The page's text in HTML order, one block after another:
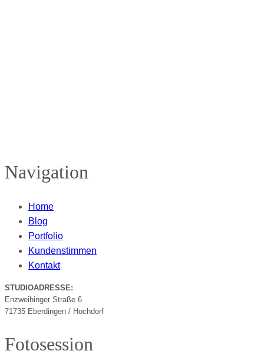
Navigation
Home
Blog
Portfolio
Kundenstimmen
Kontakt
STUDIOADRESSE:
Enzweihinger Straße 6
71735 Eberdingen / Hochdorf
Fotosession